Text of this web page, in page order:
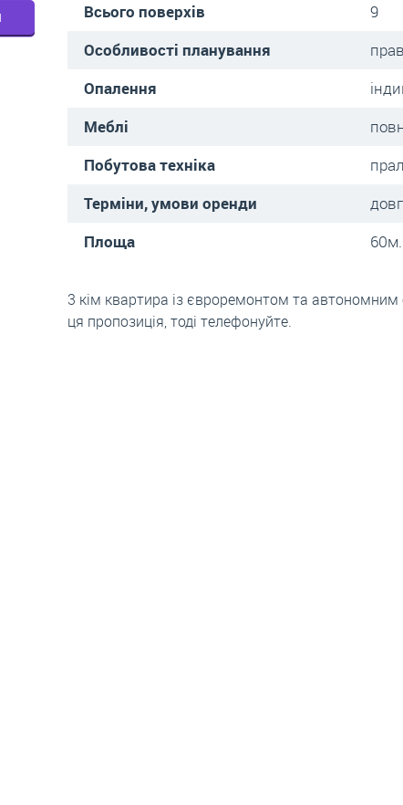
Всього поверхів
9
Особливості планування
Опалення
Меблі
Побутова техніка
Терміни, умови оренди
Площа
3 кім квартира із євроремонтом та
ця пропозиція, тоді телефонуйте.